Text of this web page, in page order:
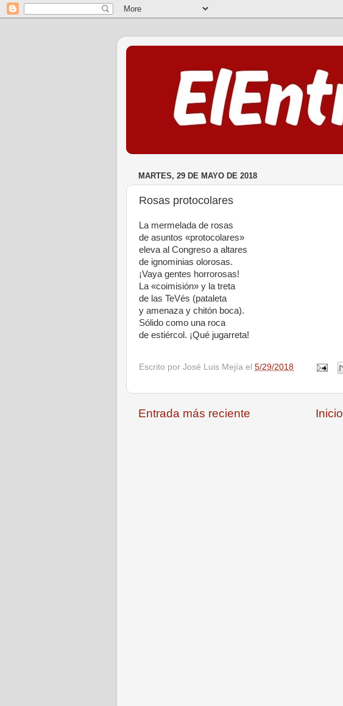
MARTES, 29 DE MAYO DE 2018
Rosas protocolares
La mermelada de rosas
de asuntos «protocolares»
eleva al Congreso a altares
de ignominias olorosas.
¡Vaya gentes horrorosas!
La «coimisión» y la treta
de las TeVés (pataleta
y amenaza y chitón boca).
Sólido como una roca
de estiércol. ¡Qué jugarreta!
Escrito por José Luis Mejía el 5/29/2018
Entrada más reciente Inicio